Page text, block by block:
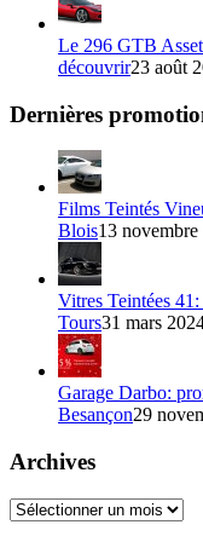
Le 296 GTB
découvrir23 août
Dernières
Films Teintés
Blois13
Vitres Teintées
Tours31 mars
Garage Darbo:
Besançon29
Archives
Archives